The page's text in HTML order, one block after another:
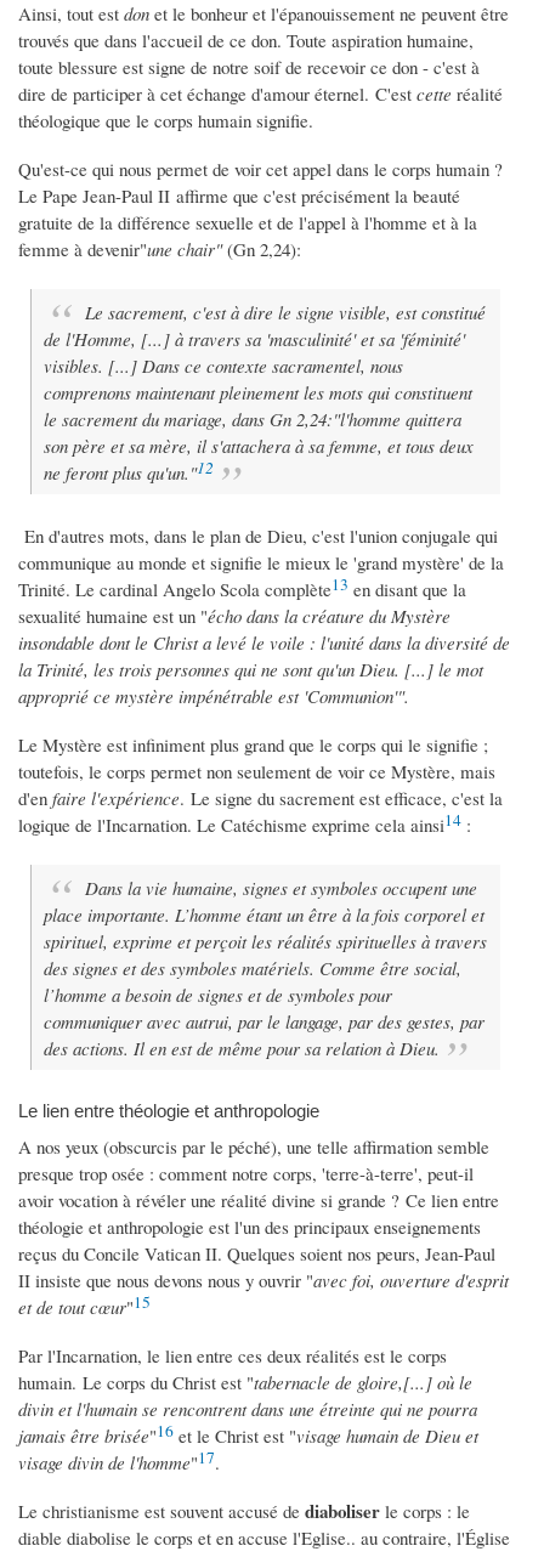
Ainsi, tout est don et le bonheur et l'épanouissement ne peuvent être
trouvés que dans l'accueil de ce don. Toute aspiration humaine,
toute blessure est signe de notre soif de recevoir ce don - c'est à
dire de participer à cet échange d'amour éternel. C'est cette réalité
théologique que le corps humain signifie.
Qu'est-ce qui nous permet de voir cet appel dans le corps humain ?
Le Pape Jean-Paul II affirme que c'est précisément la beauté
gratuite de la différence sexuelle et de l'appel à l'homme et à la
femme à devenir"une chair"(Gn 2,24):
Le sacrement, c'est à dire le signe visible, est constitué
de l'Homme, [...] à travers sa 'masculinité' et sa 'féminité'
visibles. [...] Dans ce contexte sacramentel, nous
comprenons maintenant pleinement les mots qui constituent
le sacrement du mariage, dans Gn 2,24:"l'homme quittera
son père et sa mère, il s'attachera à sa femme, et tous deux
ne feront plus qu'un."12
En d'autres mots, dans le plan de Dieu, c'est l'union conjugale qui
communique au monde et signifie le mieux le 'grand mystère' de la
Trinité. Le cardinal Angelo Scola complète13 en disant que la
sexualité humaine est un "écho dans la créature du Mystère
insondable dont le Christ a levé le voile : l'unité dans la diversité de
la Trinité, les trois personnes qui ne sont qu'un Dieu. [...] le mot
approprié ce mystère impénétrable est 'Communion'".
Le Mystère est infiniment plus grand que le corps qui le signifie ;
toutefois, le corps permet non seulement de voir ce Mystère, mais
d'en faire l'expérience. Le signe du sacrement est efficace, c'est la
logique de l'Incarnation. Le Catéchisme exprime cela ainsi14 :
Dans la vie humaine, signes et symboles occupent une
place importante. L’homme étant un être à la fois corporel et
spirituel, exprime et perçoit les réalités spirituelles à travers
des signes et des symboles matériels. Comme être social,
l’homme a besoin de signes et de symboles pour
communiquer avec autrui, par le langage, par des gestes, par
des actions. Il en est de même pour sa relation à Dieu.
Le lien entre théologie et anthropologie
A nos yeux (obscurcis par le péché), une telle affirmation semble
presque trop osée : comment notre corps, 'terre-à-terre', peut-il
avoir vocation à révéler une réalité divine si grande ? Ce lien entre
théologie et anthropologie est l'un des principaux enseignements
reçus du Concile Vatican II. Quelques soient nos peurs, Jean-Paul
II insiste que nous devons nous y ouvrir "avec foi, ouverture d'esprit
et de tout cœur"15
Par l'Incarnation, le lien entre ces deux réalités est le corps
humain. Le corps du Christ est "tabernacle de gloire,[...] où le
divin et l'humain se rencontrent dans une étreinte qui ne pourra
jamais être brisée"16 et le Christ est "visage humain de Dieu et
visage divin de l'homme"17.
Le christianisme est souvent accusé de diaboliser le corps : le
diable diabolise le corps et en accuse l'Eglise.. au contraire, l'Église